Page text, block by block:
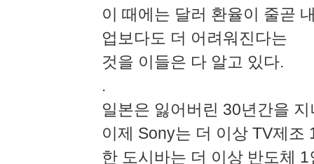
이 때에는 달러 환율이 줄곧
업보다도 더 어려워진다는
것을 이들은 다 알고 있다.
.
일본은 잃어버린 30년간을
이제 Sony는 더 이상 TV제조
한 도시바는 더 이상 반도체